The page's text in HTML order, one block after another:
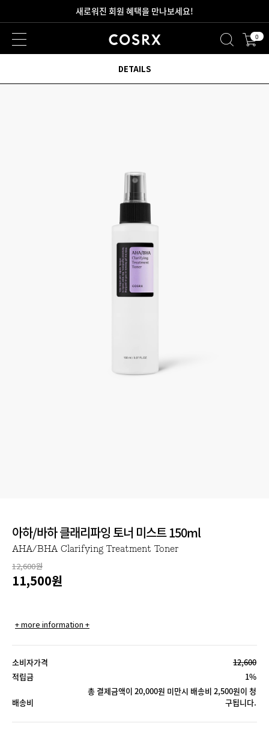
2만원 이상 무료 배송
새로워진 회원 혜택을 만나보세요! 0
아하/바하 클래리파잉 토너 미스트 150ml
AHA/BHA Clarifying Treatment Toner
12,600원
11,500원
+ more information +
소비자가격
12,600
적립금
1%
배송비
총 결제금액이 20,000원 미만시 배송비 2,500원이 청
구됩니다.
DETAILS